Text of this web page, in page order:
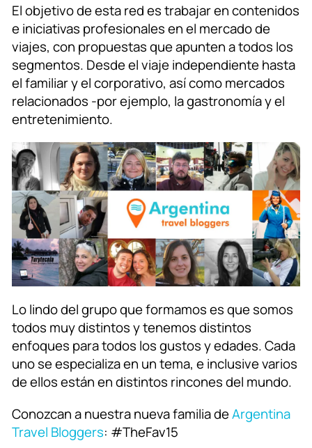
El objetivo de esta red es trabajar en contenidos
e iniciativas profesionales en el mercado de
viajes, con propuestas que apunten a todos los
segmentos. Desde el viaje independiente hasta
el familiar y el corporativo, así como mercados
relacionados -por ejemplo, la gastronomía y el
entretenimiento.
Lo lindo del grupo que formamos es que somos
todos muy distintos y tenemos distintos
enfoques para todos los gustos y edades. Cada
uno se especializa en un tema, e inclusive varios
de ellos están en distintos rincones del mundo.
Conozcan a nuestra nueva familia deArgentina
Travel Bloggers: #TheFav15